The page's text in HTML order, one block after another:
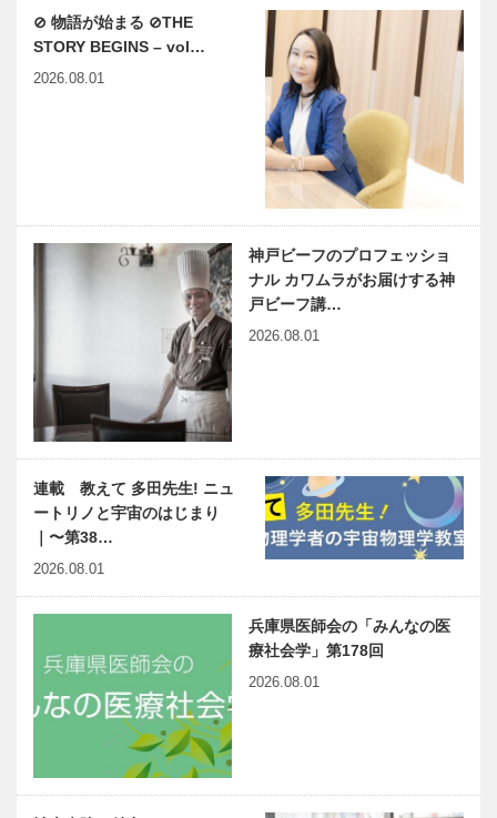
⊘ 物語が始まる ⊘THE
STORY BEGINS – vol…
2026.08.01
神戸ビーフのプロフェッショ
ナル カワムラがお届けする神
戸ビーフ講…
2026.08.01
連載 教えて 多田先生! ニュ
ートリノと宇宙のはじまり
｜〜第38…
2026.08.01
兵庫県医師会の「みんなの医
療社会学」第178回
2026.08.01